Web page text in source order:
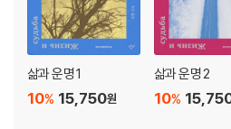
삶과 운명 1
15,750원
10%
삶과 운명 2
10%